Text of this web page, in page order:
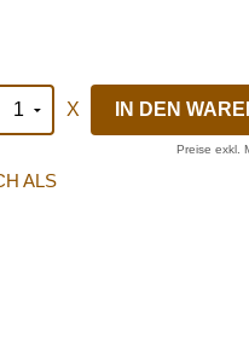
X
Preise exkl.
ALS